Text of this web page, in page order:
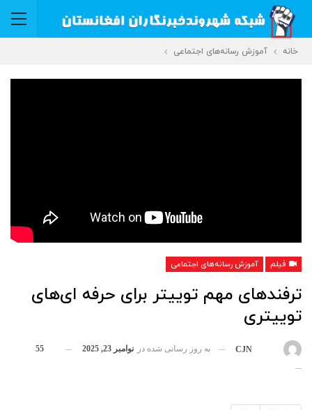
خانه آموزش رسانه‌های اجتماعی
فیلم آموزش رسانه‌های اجتماعی
ترفندهای مهم توییتر برای حرفه ای‌های
توییتری
CJN به روز رسانی شده در نوامبر 23, 2025 55